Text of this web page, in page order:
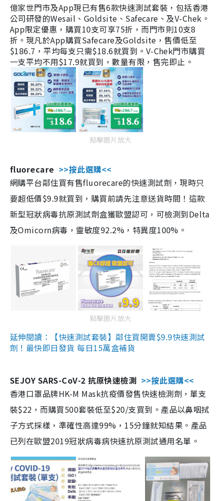
億家世門市及App現已有售6款快速測試套裝，包括香港
公司研發的Wesail、Goldsite、Safecare、及V-Chek。
App限定優惠，購買10支可享75折，而門市則10支8
折。現凡於App購買Safecare及Goldsite，售價低至
$186.7，平均每支只需$18.6就買到。V-Chek門市購買
一支平均不用$17.9就買到，數量有限，售完即止。
點擊圖片放大
fluorecare >>按此選購<<
網購平台鄰住買有售fluorecare的快速測試劑，現時只
要超低價$9.9就買到，購買前請先注意送貨時間！這款
新型冠狀病毒抗原測試劑盒獲歐盟認可，可檢測到Delta
及Omicorn病毒，靈敏度92.2%，特異度100%。
點擊圖片放大
延伸閱讀：【快速測試套裝】鄰住買開賣$9.9快速測試
劑！最快即日發貨 每日15萬盒補貨
SEJOY SARS-CoV-2 抗原快速檢測 >>按此選購<<
香港口罩品牌HK-M Mask抗疫價發售快速檢測劑，單支
裝$22，而購買500套裝低至$20/支買到。產品以鼻咽拭
子方式採樣，準確性高達99%，15分鐘就知結果。產品
已列在歐盟2019冠狀病毒病快速抗原測試通用名單。